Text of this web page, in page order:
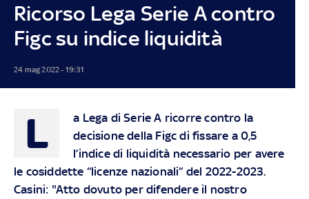
Ricorso Lega Serie A contro
Figc su indice liquidità
24 mag 2022 - 19:31
L
a Lega di Serie A ricorre contro la
decisione della Figc di fissare a 0,5
l’indice di liquidità necessario per avere
le cosiddette “licenze nazionali” del 2022-2023.
Casini: "Atto dovuto per difendere il nostro